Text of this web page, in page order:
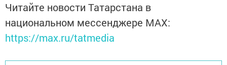
Читайте новости Татарстана в
национальном мессенджере MАХ:
https://max.ru/tatmedia